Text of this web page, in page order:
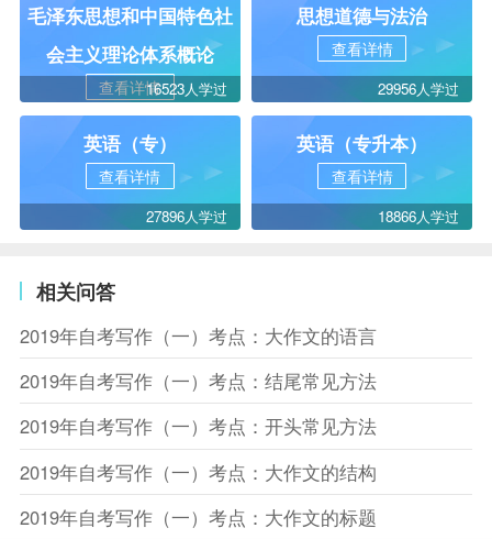
毛泽东思想和中国特色社
会主义理论体系概论
查看详情16523人学过
思想道德与法治
查看详情
29956人学过
英语（专）
查看详情
27896人学过
英语（专升本）
查看详情
18866人学过
相关问答
2019年自考写作（一）考点：大作文的语言
2019年自考写作（一）考点：结尾常见方法
2019年自考写作（一）考点：开头常见方法
2019年自考写作（一）考点：大作文的结构
2019年自考写作（一）考点：大作文的标题